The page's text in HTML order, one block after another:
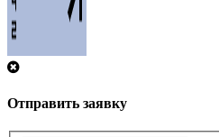
Отправить заявку